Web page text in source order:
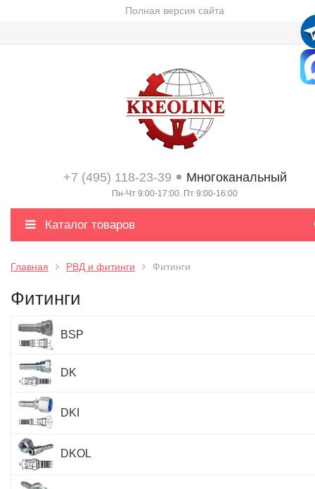
Полная версия сайта
+7 (495) 118-23-39 Многоканальный
Пн-Чт 9:00-17:00. Пт 9:00-16:00
Каталог товаров
Главная РВД и фитинги Фитинги
Фитинги
BSP
DK
DKI
DKOL